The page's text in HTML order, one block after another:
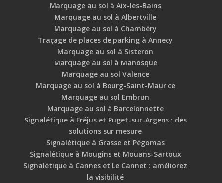
Marquage au sol à Aix-les-Bains
Marquage au sol à Albertville
Marquage au sol à Chambéry
Traçage de places de parking à Annecy
Marquage au sol à Sisteron
Marquage au sol à Manosque
Marquage au sol Valence
Marquage au sol à Bourg-Saint-Maurice
Marquage au sol Embrun
Marquage au sol à Barcelonnette
Signalétique à Fréjus et Puget-sur-Argens : des
solutions sur mesure
Signalétique à Grasse et Pégomas
Signalétique à Mougins et Mouans-Sartoux
Signalétique à Cannes et Le Cannet : améliorez
la visibilité